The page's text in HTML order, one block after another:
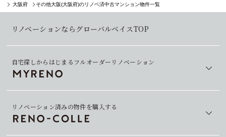
大阪府
その他大阪(大阪府)のリノベ済中古マンション物件一覧
リノベーションならグローバルベイスTOP
自宅探しからはじまるフルオーダーリノベーション
リノベーション済みの物件を購入する